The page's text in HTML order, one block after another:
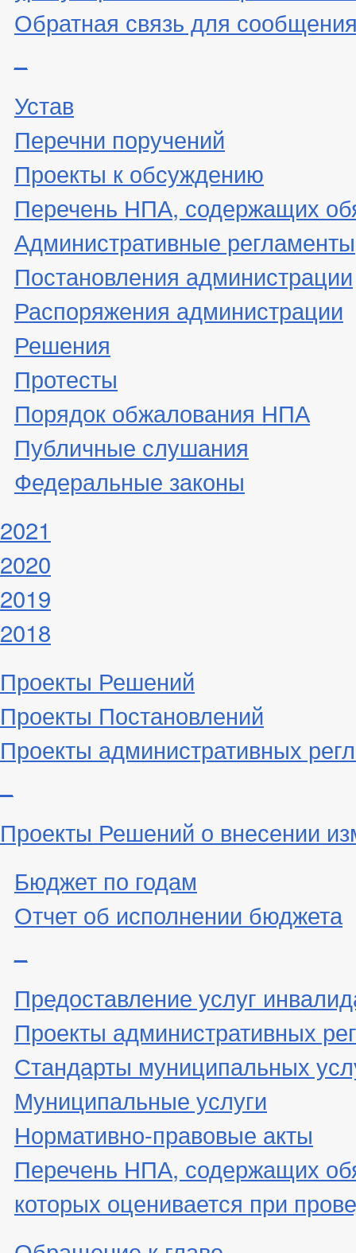
Обратная связь для
Устав
Перечни поручений
Проекты к обсуждению
Перечень НПА, содержащих
Административные регламенты
Постановления администрации
Распоряжения администрации
Решения
Протесты
Порядок обжалования НПА
Публичные слушания
Федеральные законы
2021
2020
2019
2018
Проекты Решений
Проекты Постановлений
Проекты административных
Проекты Решений о внесении
Бюджет по годам
Отчет об исполнении бюджета
Предоставление услуг
Проекты административных
Стандарты муниципальных
Муниципальные услуги
Нормативно-правовые акты
Перечень НПА, содержащих
которых оценивается при